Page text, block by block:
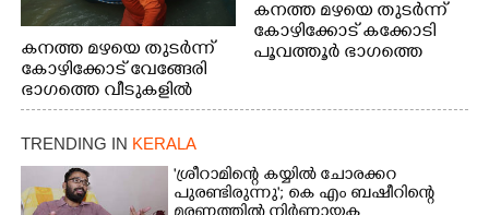
കനത്ത മഴയെ തുടർന്ന്
കോഴിക്കോട് വേങ്ങേരി
ഭാഗത്തെ വീടുകളിൽ
വെള്ളം
കയറിയപ്പോൾ ആളുകളെ
സുരക്ഷിത സ്ഥാനത്തേക്ക്
മാറ്റുന്ന സുരക്ഷാസേനാം
ഗങ്ങൾ
കനത്ത മഴയെ തുടർന്ന്
കോഴിക്കോട് കക്കോടി
പൂവത്തൂർ ഭാഗത്തെ
TRENDING IN KERALA
'ശ്രീറാമിന്റെ കയ്യിൽ ചോരക്കറ
പുരണ്ടിരുന്നു'; കെ എം ബഷീറിന്റെ